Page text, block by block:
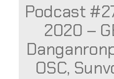
Podcast
2020 –
OSC,